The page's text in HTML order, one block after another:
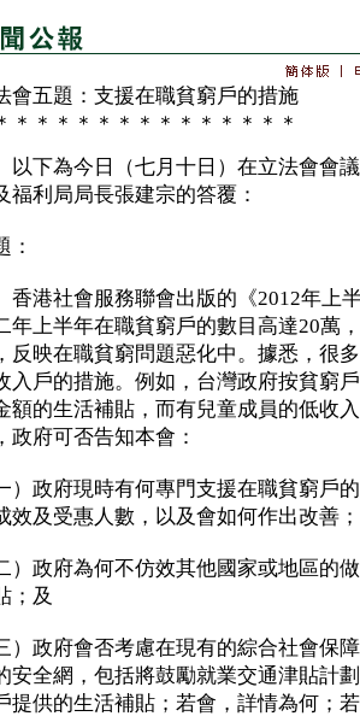
會五題：支援在職貧窮戶的措施
＊＊＊＊＊＊＊＊＊＊＊＊＊＊
下為今日（七月十日）在立法會會議
福利局局長張建宗的答覆：
：
港社會服務聯會出版的《2012年上
年上半年在職貧窮戶的數目高達20萬
反映在職貧窮問題惡化中。據悉，很
入戶的措施。例如，台灣政府按貧窮
額的生活補貼，而有兒童成員的低收
政府可否告知本會：
）政府現時有何專門支援在職貧窮戶
效及受惠人數，以及會如何作出改善；
）政府為何不仿效其他國家或地區的
；及
）政府會否考慮在現有的綜合社會保
安全網，包括將鼓勵就業交通津貼計
提供的生活補貼；若會，詳情為何；